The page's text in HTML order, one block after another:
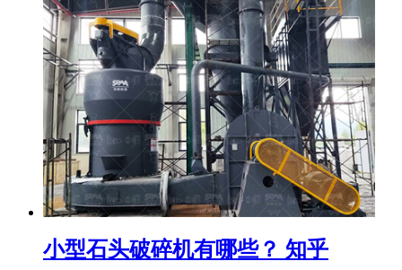
小型石头破碎机有哪些？ 知乎